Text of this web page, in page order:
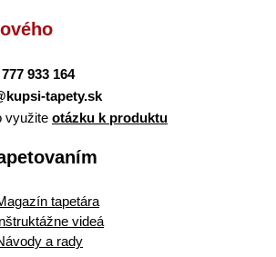
933 164
tapety.sk
využite otázku k produktu
tapetára
videá
a rady